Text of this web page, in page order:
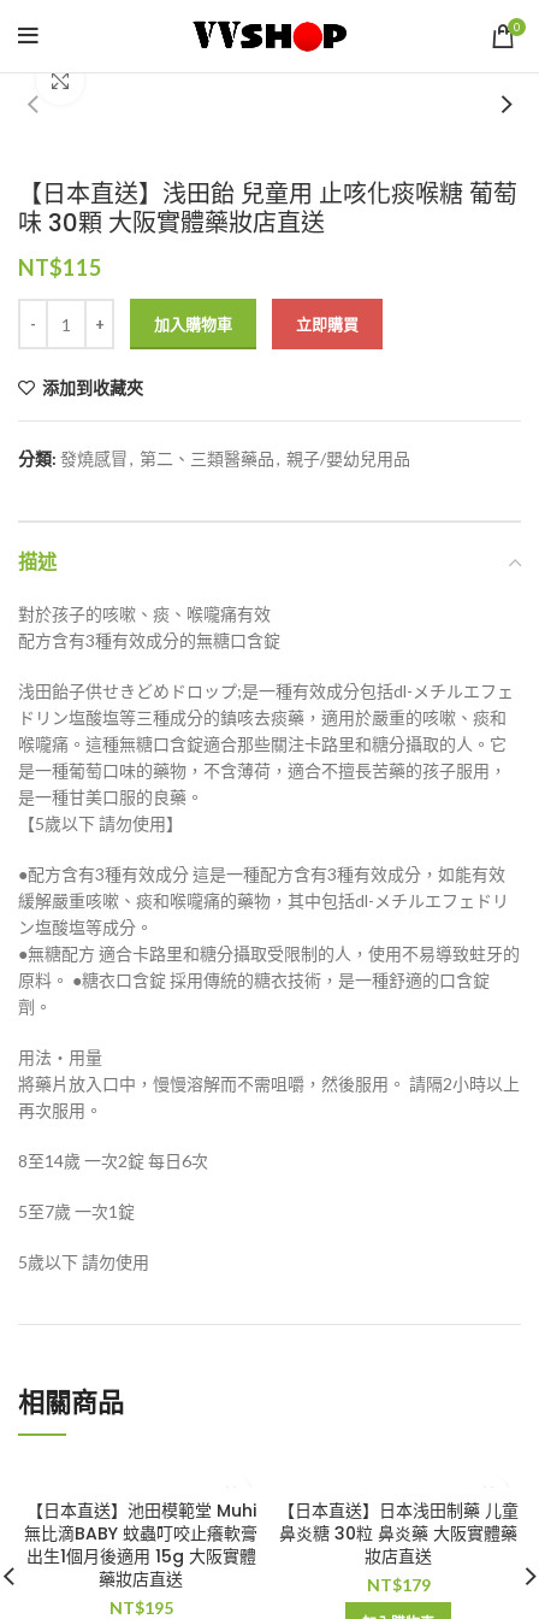
0
【日本直送】浅田飴 兒童用 止咳化痰喉糖 葡萄
味 30顆 大阪實體藥妝店直送
NT$115
加入購物車 立即購買
添加到收藏夾
分類: 發燒感冒, 第二、三類醫藥品, 親子/嬰幼兒用品
描述
對於孩子的咳嗽、痰、喉嚨痛有效
配方含有3種有效成分的無糖口含錠
浅田飴子供せきどめドロップ;是一種有效成分包括dl-メチルエフェ
ドリン塩酸塩等三種成分的鎮咳去痰藥，適用於嚴重的咳嗽、痰和
喉嚨痛。這種無糖口含錠適合那些關注卡路里和糖分攝取的人。它
是一種葡萄口味的藥物，不含薄荷，適合不擅長苦藥的孩子服用，
是一種甘美口服的良藥。
【5歲以下 請勿使用】
●配方含有3種有效成分 這是一種配方含有3種有效成分，如能有效
緩解嚴重咳嗽、痰和喉嚨痛的藥物，其中包括dl-メチルエフェドリ
ン塩酸塩等成分。
●無糖配方 適合卡路里和糖分攝取受限制的人，使用不易導致蛀牙的
原料。 ●糖衣口含錠 採用傳統的糖衣技術，是一種舒適的口含錠
劑。
用法・用量
將藥片放入口中，慢慢溶解而不需咀嚼，然後服用。 請隔2小時以上
再次服用。
8至14歲 一次2錠 每日6次
5至7歲 一次1錠
5歲以下 請勿使用
相關商品
【日本直送】池田模範堂 Muhi
無比滴BABY 蚊蟲叮咬止癢軟膏
出生1個月後適用 15g 大阪實體
藥妝店直送
NT$195
【日本直送】日本浅田制藥 儿童
鼻炎糖 30粒 鼻炎藥 大阪實體藥
妝店直送
NT$179